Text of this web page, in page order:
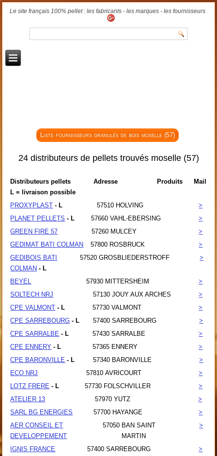
Le site français 100% pellet : les fabricants - les marques - les fournisseurs
Liste fournisseurs granulés de bois moselle (57)
24 distributeurs de pellets trouvés moselle (57)
Distributeurs pellets
L = livraison possible
Adresse Produits Mail
PROXYPLAST - L 57510 HOLVING
>
PLANET PELLETS - L 57660 VAHL-EBERSING
>
GREEN FIRE 57
57260 MULCEY
>
GEDIMAT BATI COLMAN
57800 ROSBRUCK
>
GEDIBOIS BATI
COLMAN - L
57520 GROSBLIEDERSTROFF >
BEYEL 57930 MITTERSHEIM
>
SOLTECH NRJ
57130 JOUY AUX ARCHES
>
CPE VALMONT - L 57730 VALMONT
>
CPE SARREBOURG - L 57400 SARREBOURG
>
CPE SARRALBE - L 57430 SARRALBE
>
CPE ENNERY - L 57365 ENNERY
>
CPE BARONVILLE - L 57340 BARONVILLE
>
ECO NRJ
57810 AVRICOURT
>
LOTZ FRERE - L 57730 FOLSCHVILLER
>
ATELIER 13
57970 YUTZ
>
SARL BG ENERGIES
57700 HAYANGE
>
AER CONSEIL ET
DEVELOPPEMENT
57050 BAN SAINT
MARTIN
>
IGNIS FRANCE 57400 SARREBOURG
>